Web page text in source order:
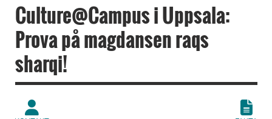
Culture@Campus i Uppsala:
Prova på magdansen raqs
sharqi!